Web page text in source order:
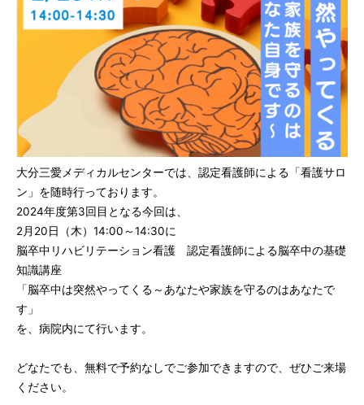
大分三愛メディカルセンターでは、認定看護師による「看護サロ
ン」を随時行っております。
2024年度第3回目となる今回は、
2月20日（木）14:00～14:30に
脳卒中リハビリテーション看護 認定看護師による脳卒中の基礎
知識講座
「脳卒中は突然やってくる～あなたや家族を守るのはあなたで
す」
を、病院内にて行います。
どなたでも、無料で予約なしでご参加できますので、ぜひご来場
ください。